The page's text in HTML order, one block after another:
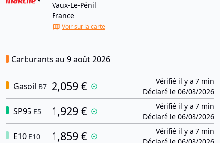
Vaux-Le-Pénil
France
Voir sur la carte
Carburants au 9 août 2026
Gasoil B7 2,059 €
Vérifié il y a 7 min
Déclaré le 06/08/2026
SP95 E5 1,929 €
Vérifié il y a 7 min
Déclaré le 06/08/2026
E10 E10 1,859 €
Vérifié il y a 7 min